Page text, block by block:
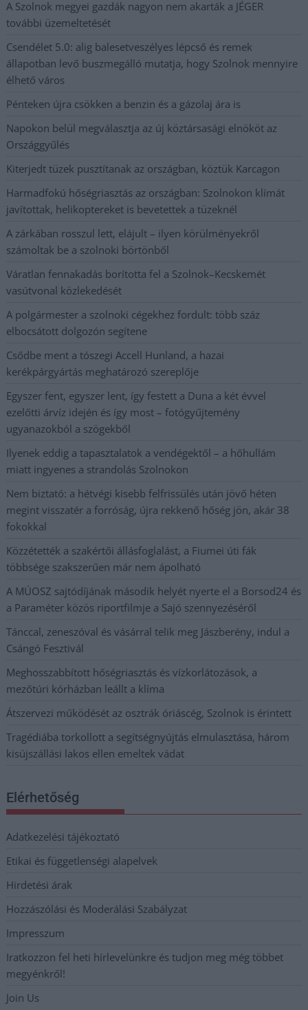
A Szolnok megyei gazdák nagyon nem akarták a JÉGER
további üzemeltetését
Csendélet 5.0: alig balesetveszélyes lépcső és remek
állapotban levő buszmegálló mutatja, hogy Szolnok mennyire
élhető város
Pénteken újra csökken a benzin és a gázolaj ára is
Napokon belül megválasztja az új köztársasági elnököt az
Országgyűlés
Kiterjedt tüzek pusztítanak az országban, köztük Karcagon
Harmadfokú hőségriasztás az országban: Szolnokon klímát
javítottak, helikoptereket is bevetettek a tüzeknél
A zárkában rosszul lett, elájult – ilyen körülményekről
számoltak be a szolnoki börtönből
Váratlan fennakadás borította fel a Szolnok–Kecskemét
vasútvonal közlekedését
A polgármester a szolnoki cégekhez fordult: több száz
elbocsátott dolgozón segítene
Csődbe ment a tószegi Accell Hunland, a hazai
kerékpárgyártás meghatározó szereplője
Egyszer fent, egyszer lent, így festett a Duna a két évvel
ezelőtti árvíz idején és így most – fotógyűjtemény
ugyanazokból a szögekből
Ilyenek eddig a tapasztalatok a vendégektől – a hőhullám
miatt ingyenes a strandolás Szolnokon
Nem biztató: a hétvégi kisebb felfrissülés után jövő héten
megint visszatér a forróság, újra rekkenő hőség jön, akár 38
fokokkal
Közzétették a szakértői állásfoglalást, a Fiumei úti fák
többsége szakszerűen már nem ápolható
A MÚOSZ sajtódíjának második helyét nyerte el a Borsod24 és
a Paraméter közös riportfilmje a Sajó szennyezéséről
Tánccal, zeneszóval és vásárral telik meg Jászberény, indul a
Csángó Fesztivál
Meghosszabbított hőségriasztás és vízkorlátozások, a
mezőtúri kórházban leállt a klíma
Átszervezi működését az osztrák óriáscég, Szolnok is érintett
Tragédiába torkollott a segítségnyújtás elmulasztása, három
kisújszállási lakos ellen emeltek vádat
Elérhetőség
Adatkezelési tájékoztató
Etikai és függetlenségi alapelvek
Hirdetési árak
Hozzászólási és Moderálási Szabályzat
Impresszum
Iratkozzon fel heti hírlevelünkre és tudjon meg még többet
megyénkről!
Join Us